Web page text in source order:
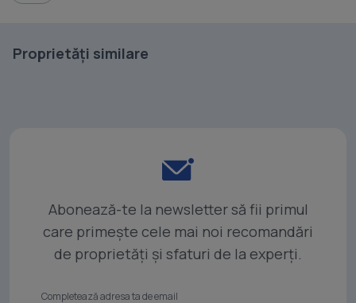
Proprietăți similare
Abonează-te la newsletter să fii primul
care primește cele mai noi recomandări
de proprietăți și sfaturi de la experți.